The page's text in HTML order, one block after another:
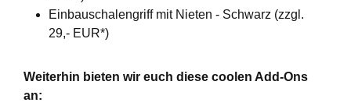
Einbauschalengriff mit Nieten - Schwarz (zzgl.
29,- EUR*)
Weiterhin bieten wir euch diese coolen Add-Ons
an: